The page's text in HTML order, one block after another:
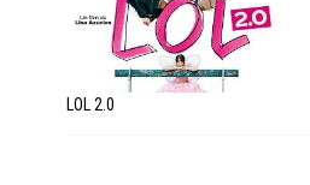
LOL 2.0